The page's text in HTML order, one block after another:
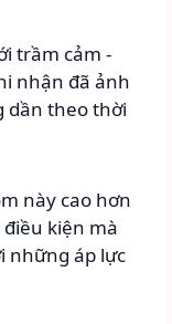
trầm cảm -
nhận đã ảnh
dần theo thời
này cao hơn
kiện mà
những áp lực